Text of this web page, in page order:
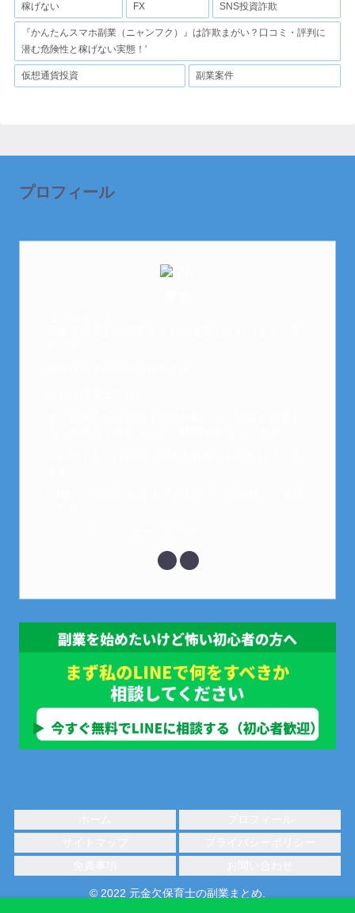
稼げない FX SNS投資詐欺
『かんたんスマホ副業（ニャンフク）』は詐欺まがい？口コミ・評判に
潜む危険性と稼げない実態！'
仮想通貨投資 副業案件
プロフィール
© 2022 元金欠保育士の副業まとめ.